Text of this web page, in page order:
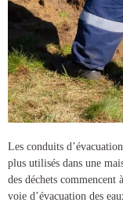
Les conduits
plus utilisés dans une
des déchets
voie d’évacuation des